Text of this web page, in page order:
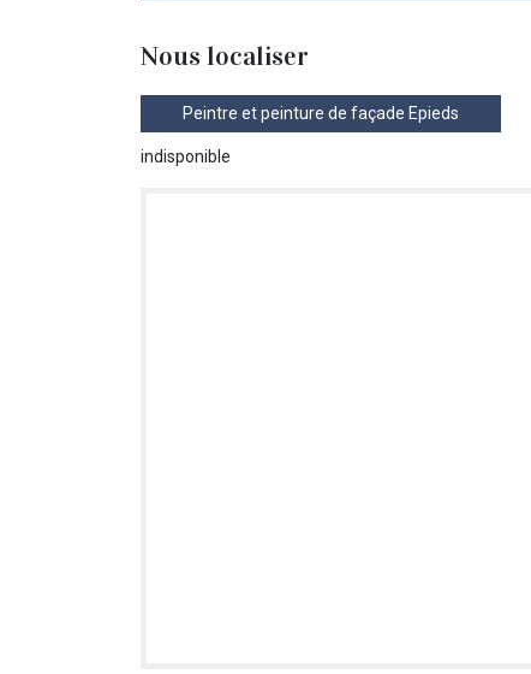
Nous localiser
Peintre et peinture de façade Epieds
indisponible